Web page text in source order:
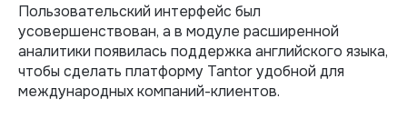
Пользовательский интерфейс был
усовершенствован, а в модуле расширенной
аналитики появилась поддержка английского языка,
чтобы сделать платформу Tantor удобной для
международных компаний-клиентов.